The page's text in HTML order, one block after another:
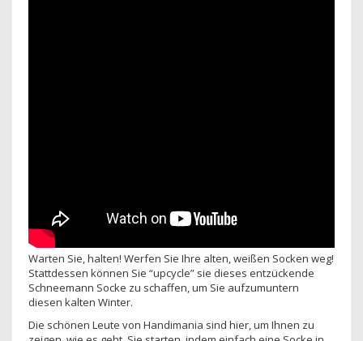
Warten Sie, halten! Werfen Sie Ihre alten, weißen Socken weg!
Stattdessen können Sie “upcycle” sie dieses entzückende
Schneemann Socke zu schaffen, um Sie aufzumuntern
diesen kalten Winter.
Die schönen Leute von Handimania sind hier, um Ihnen zu